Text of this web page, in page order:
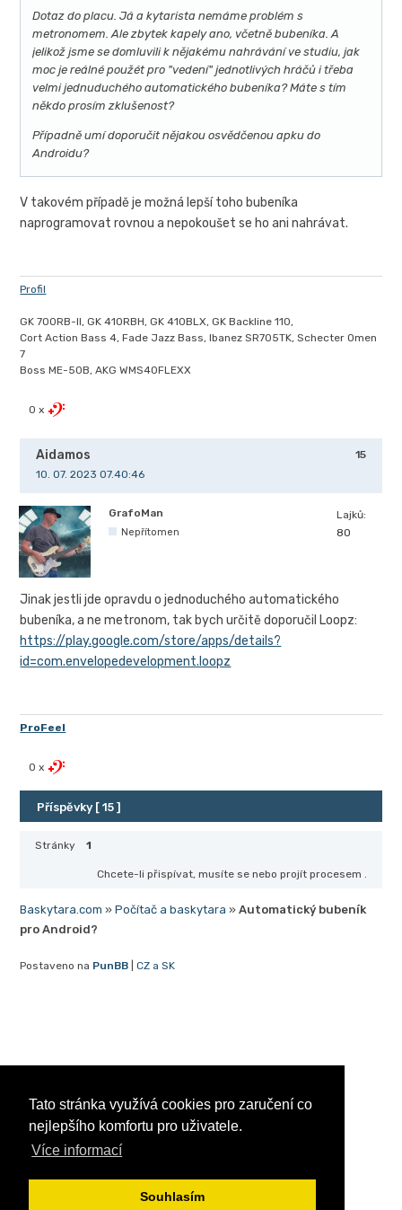
Tato stránka využívá cookies pro zaručení co
nejlepšího komfortu pro uživatele.
Více informací
Souhlasím
Dotaz do placu. Já a kytarista nemáme problém s
metronomem. Ale zbytek kapely ano, včetně bubeníka. A
jelikož jsme se domluvili k nějakému nahrávání ve studiu, jak
moc je reálné použét pro "vedení" jednotlivých hráčů i třeba
velmi jednuduchého automatického bubeníka? Máte s tím
někdo prosím zklušenost?
Případně umí doporučit nějakou osvědčenou apku do
Androidu?
V takovém případě je možná lepší toho bubeníka
naprogramovat rovnou a nepokoušet se ho ani nahrávat.
Profil
GK 700RB-II, GK 410RBH, GK 410BLX, GK Backline 110,
Cort Action Bass 4, Fade Jazz Bass, Ibanez SR705TK, Schecter Omen
7
Boss ME-50B, AKG WMS40FLEXX
0 x
15
Aidamos
10. 07. 2023 07.40:46
GrafoMan
Nepřítomen
Lajků:
80
Jinak jestli jde opravdu o jednoduchého automatického
bubeníka, a ne metronom, tak bych určitě doporučil Loopz:
https://play.google.com/store/apps/details?
id=com.envelopedevelopment.loopz
ProFeel
0 x
Příspěvky [ 15 ]
Stránky 1
Chcete-li přispívat, musíte se nebo projít procesem .
Baskytara.com »Počítač a baskytara »Automatický bubeník
pro Android?
Postaveno na PunBB |CZ a SK